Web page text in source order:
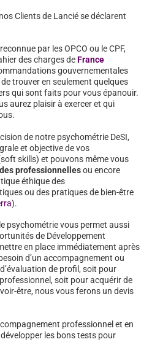
Clients de Lancié se déclarent
par les OPCO ou le CPF,
des charges deFrance
gouvernementales
de trouver en seulement quelques
qui sont faits pour vous épanouir.
aurez plaisir à exercer et qui
de notre psychométrie DeSI,
et objective de vos
skills) et pouvons même vous
professionnellesou encore
éthique des
ou des pratiques de bien-être
).
psychométrie vous permet aussi
de Développement
en place immédiatement après
d’un accompagnement ou
de profil, soit pour
soit pour acquérir de
être, nous vous ferons un devis
professionnel et en
les bons tests pour